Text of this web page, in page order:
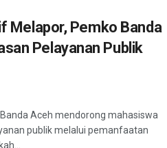
Melapor, Pemko Banda
Pelayanan Publik
Aceh mendorong mahasiswa
publik melalui pemanfaatan